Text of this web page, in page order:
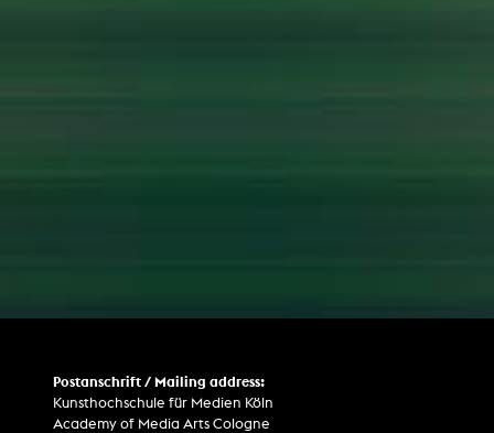
Postanschrift / Mailing address:
Kunsthochschule für Medien Köln
Academy of Media Arts Cologne